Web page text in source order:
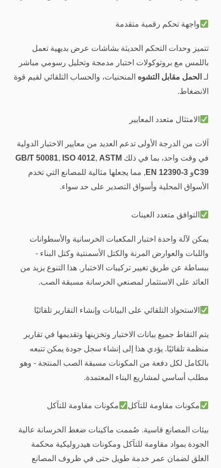
واجهة تحكم رقمية متقدمة
تتميز وحدات التحكم الحديثة بشاشات عرض بديهية تعمل
باللمس مع بروتوكولات اختبار مدمجة وتحليل رسومي مباشر
لـ الحمل مقابل التشوه المنحنيات، والحساب التلقائي لقيم قوة
الانضغاط.
الامتثال متعدد المعايير
آلات من الدرجة الأولى تدعم العديد من معايير الاختبار الدولية
في وقت واحد، بما في ذلك
GB/T 50081, ISO 4012, ASTM
C39و EN 12390-3 , مما يجعلها مثالية للمصانع التي تخدم
الأسواق المحلية وأسواق التصدير على حد سواء.
التوافق متعدد العينات
يمكن لآلة واحدة اختبار المكعبات الخرسانية والأسطوانات
واللبات والعوارض المرنة والكتل الأسمنتية وكتل البناء -
ببساطة عن طريق تغيير تركيبات الاختبار. هذا التنوع يزيد من
العائد على الاستثمار لمصنعي الخرسانة مسبقة الصب.
الاستحواذ التلقائي على البيانات وإنشاء التقارير تلقائيًا
يتم التقاط جميع بيانات الاختبار وتخزينها وتقديمها في تقارير
منظمة تلقائيًا. يؤدي هذا إلى إنشاء سجل جودة يمكن تتبعه
بالكامل لكل دفعة من المكونات مسبقة الصب المنتجة - وهو
مطلب أساسي لمشاريع البناء المعتمدة.
مكونات مقاومة للتآكل مكونات مقاومة للتآكل
بيئات المصانع قاسية. صُممت ماكينات ضغط الخرسانة عالية
الجودة بمواد مقاومة للتآكل ومكونات هيدروليكية محكمة
الغلق لضمان عمر خدمة طويل حتى في ظروف المصانع